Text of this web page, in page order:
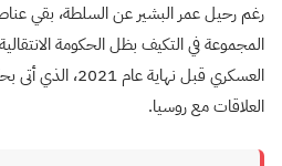
رغم رحيل عمر البشير عن السلطة، بقي
المجموعة في التكيف بظل الحكومة
العسكري قبل نهاية
العلاقات مع روسيا.